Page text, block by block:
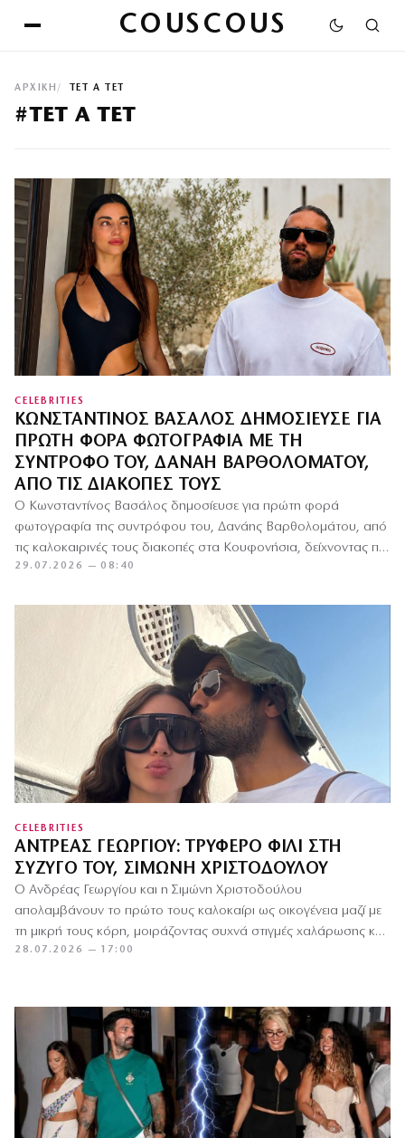
COUSCOUS
ΑΡΧΙΚΉ ΤΕΤ Α ΤΕΤ
#ΤΕΤ Α ΤΕΤ
CELEBRITIES
ΚΩΝΣΤΑΝΤΊΝΟΣ ΒΑΣΆΛΟΣ ΔΗΜΟΣΊΕΥΣΕ ΓΙΑ
ΠΡΏΤΗ ΦΟΡΆ ΦΩΤΟΓΡΑΦΊΑ ΜΕ ΤΗ
ΣΎΝΤΡΟΦΌ ΤΟΥ, ΔΑΝΆΗ ΒΑΡΘΟΛΟΜΆΤΟΥ,
ΑΠΌ ΤΙΣ ΔΙΑΚΟΠΈΣ ΤΟΥΣ
Ο Κωνσταντίνος Βασάλος δημοσίευσε για πρώτη φορά
φωτογραφία της συντρόφου του, Δανάης Βαρθολομάτου, από
τις καλοκαιρινές τους διακοπές στα Κουφονήσια, δείχνοντας πιο
ανοιχτά την προσωπική του…
29.07.2026 — 08:40
CELEBRITIES
ΑΝΤΡΈΑΣ ΓΕΩΡΓΊΟΥ: ΤΡΥΦΕΡΌ ΦΙΛΊ ΣΤΗ
ΣΎΖΥΓΌ ΤΟΥ, ΣΙΜΏΝΗ ΧΡΙΣΤΟΔΟΎΛΟΥ
Ο Ανδρέας Γεωργίου και η Σιμώνη Χριστοδούλου
απολαμβάνουν το πρώτο τους καλοκαίρι ως οικογένεια μαζί με
τη μικρή τους κόρη, μοιράζοντας συχνά στιγμές χαλάρωσης και
εξορμήσεων…
28.07.2026 — 17:00